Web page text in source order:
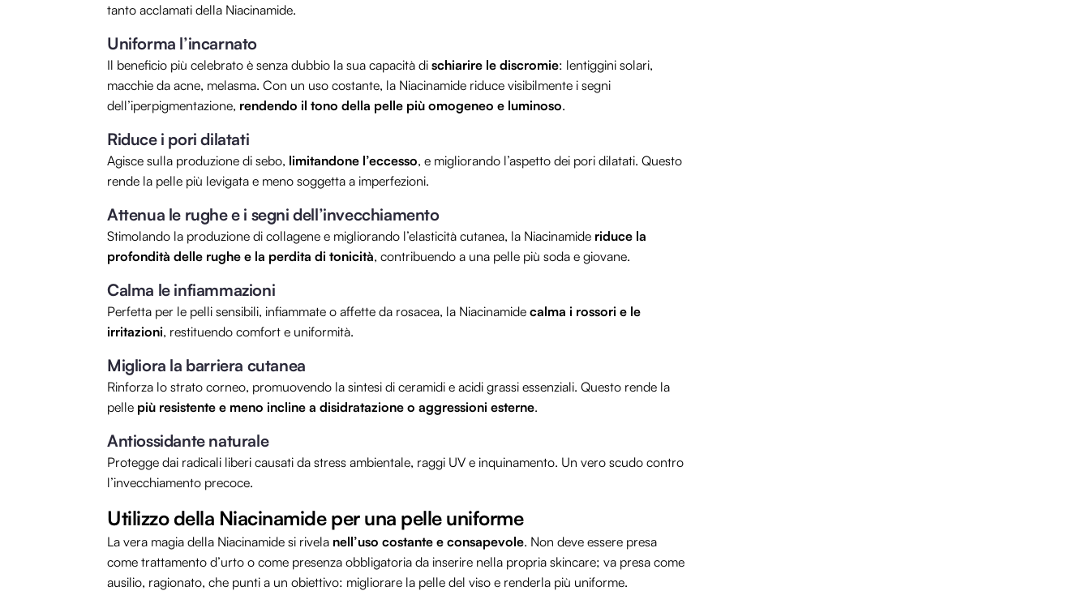
tanto acclamati della Niacinamide.
Uniforma l’incarnato
Il beneficio più celebrato è senza dubbio la sua capacità di schiarire le discromie: lentiggini solari,
macchie da acne, melasma. Con un uso costante, la Niacinamide riduce visibilmente i segni
dell’iperpigmentazione, rendendo il tono della pelle più omogeneo e luminoso.
Riduce i pori dilatati
Agisce sulla produzione di sebo, limitandone l’eccesso, e migliorando l’aspetto dei pori dilatati. Questo
rende la pelle più levigata e meno soggetta a imperfezioni.
Attenua le rughe e i segni dell’invecchiamento
Stimolando la produzione di collagene e migliorando l’elasticità cutanea, la Niacinamide riduce la
profondità delle rughe e la perdita di tonicità, contribuendo a una pelle più soda e giovane.
Calma le infiammazioni
Perfetta per le pelli sensibili, infiammate o affette da rosacea, la Niacinamide calma i rossori e le
irritazioni, restituendo comfort e uniformità.
Migliora la barriera cutanea
Rinforza lo strato corneo, promuovendo la sintesi di ceramidi e acidi grassi essenziali. Questo rende la
pelle più resistente e meno incline a disidratazione o aggressioni esterne.
Antiossidante naturale
Protegge dai radicali liberi causati da stress ambientale, raggi UV e inquinamento. Un vero scudo contro
l’invecchiamento precoce.
Utilizzo della Niacinamide per una pelle uniforme
La vera magia della Niacinamide si rivela nell’uso costante e consapevole. Non deve essere presa
come trattamento d’urto o come presenza obbligatoria da inserire nella propria skincare; va presa come
ausilio, ragionato, che punti a un obiettivo: migliorare la pelle del viso e renderla più uniforme.